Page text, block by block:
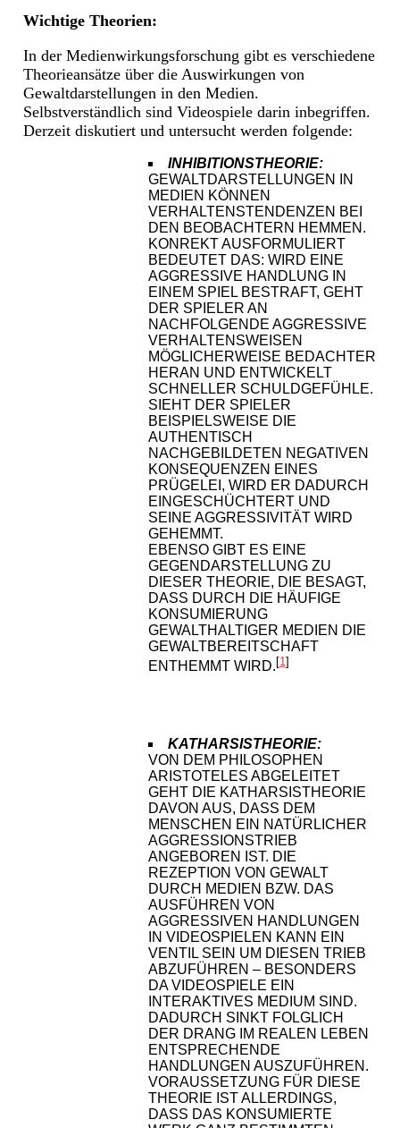
Wichtige Theorien:
In der Medienwirkungsforschung gibt es verschiedene
Theorieansätze über die Auswirkungen von
Gewaltdarstellungen in den Medien.
Selbstverständlich sind Videospiele darin inbegriffen.
Derzeit diskutiert und untersucht werden folgende:
INHIBITIONSTHEORIE:
GEWALTDARSTELLUNGEN IN
MEDIEN KÖNNEN
VERHALTENSTENDENZEN BEI
DEN BEOBACHTERN HEMMEN.
KONREKT AUSFORMULIERT
BEDEUTET DAS: WIRD EINE
AGGRESSIVE HANDLUNG IN
EINEM SPIEL BESTRAFT, GEHT
DER SPIELER AN
NACHFOLGENDE AGGRESSIVE
VERHALTENSWEISEN
MÖGLICHERWEISE BEDACHTER
HERAN UND ENTWICKELT
SCHNELLER SCHULDGEFÜHLE.
SIEHT DER SPIELER
BEISPIELSWEISE DIE
AUTHENTISCH
NACHGEBILDETEN NEGATIVEN
KONSEQUENZEN EINES
PRÜGELEI, WIRD ER DADURCH
EINGESCHÜCHTERT UND
SEINE AGGRESSIVITÄT WIRD
GEHEMMT.
EBENSO GIBT ES EINE
GEGENDARSTELLUNG ZU
DIESER THEORIE, DIE BESAGT,
DASS DURCH DIE HÄUFIGE
KONSUMIERUNG
GEWALTHALTIGER MEDIEN DIE
GEWALTBEREITSCHAFT
ENTHEMMT WIRD. [1]
KATHARSISTHEORIE:
VON DEM PHILOSOPHEN
ARISTOTELES ABGELEITET
GEHT DIE KATHARSISTHEORIE
DAVON AUS, DASS DEM
MENSCHEN EIN NATÜRLICHER
AGGRESSIONSTRIEB
ANGEBOREN IST. DIE
REZEPTION VON GEWALT
DURCH MEDIEN BZW. DAS
AUSFÜHREN VON
AGGRESSIVEN HANDLUNGEN
IN VIDEOSPIELEN KANN EIN
VENTIL SEIN UM DIESEN TRIEB
ABZUFÜHREN – BESONDERS
DA VIDEOSPIELE EIN
INTERAKTIVES MEDIUM SIND.
DADURCH SINKT FOLGLICH
DER DRANG IM REALEN LEBEN
ENTSPRECHENDE
HANDLUNGEN AUSZUFÜHREN.
VORAUSSETZUNG FÜR DIESE
THEORIE IST ALLERDINGS,
DASS DAS KONSUMIERTE